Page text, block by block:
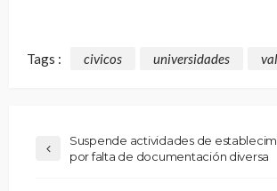
Tags : civicos universidades
Suspende actividades de
por falta de documentación diversa